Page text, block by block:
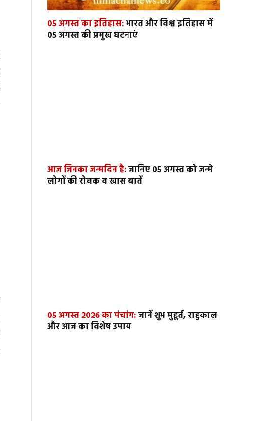
05 अगस्त का इतिहास:भारत और विश्व इतिहास में
05 अगस्त की प्रमुख घटनाएं
आज जिनका जन्मदिन है:जानिए 05 अगस्त को जन्मे
लोगों की रोचक व खास बातें
05 अगस्त 2026 का पंचांग:जानें शुभ मुहूर्त, राहुकाल
और आज का विशेष उपाय